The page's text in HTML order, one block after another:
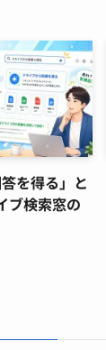
を得る」と
ブ検索窓の